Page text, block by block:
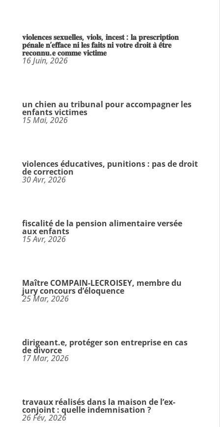
𝐯𝐢𝐨𝐥𝐞𝐧𝐜𝐞𝐬 𝐬𝐞𝐱𝐮𝐞𝐥𝐥𝐞𝐬, 𝐯𝐢𝐨𝐥𝐬, 𝐢𝐧𝐜𝐞𝐬𝐭 : 𝐥𝐚 𝐩𝐫𝐞𝐬𝐜𝐫𝐢𝐩𝐭𝐢𝐨𝐧
𝐩𝐞́𝐧𝐚𝐥𝐞 𝐧’𝐞𝐟𝐟𝐚𝐜𝐞 𝐧𝐢 𝐥𝐞𝐬 𝐟𝐚𝐢𝐭𝐬 𝐧𝐢 𝐯𝐨𝐭𝐫𝐞 𝐝𝐫𝐨𝐢𝐭 𝐚̀ 𝐞̂𝐭𝐫𝐞
𝐫𝐞𝐜𝐨𝐧𝐧𝐮.𝐞 𝐜𝐨𝐦𝐦𝐞 𝐯𝐢𝐜𝐭𝐢𝐦𝐞
16 Juin, 2026
un chien au tribunal pour accompagner les
enfants victimes
15 Mai, 2026
violences éducatives, punitions : pas de droit
de correction
30 Avr, 2026
fiscalité de la pension alimentaire versée
aux enfants
15 Avr, 2026
Maître COMPAIN-LECROISEY, membre du
jury concours d’éloquence
25 Mar, 2026
dirigeant.e, protéger son entreprise en cas
de divorce
17 Mar, 2026
travaux réalisés dans la maison de l’ex-
conjoint : quelle indemnisation ?
26 Fév, 2026